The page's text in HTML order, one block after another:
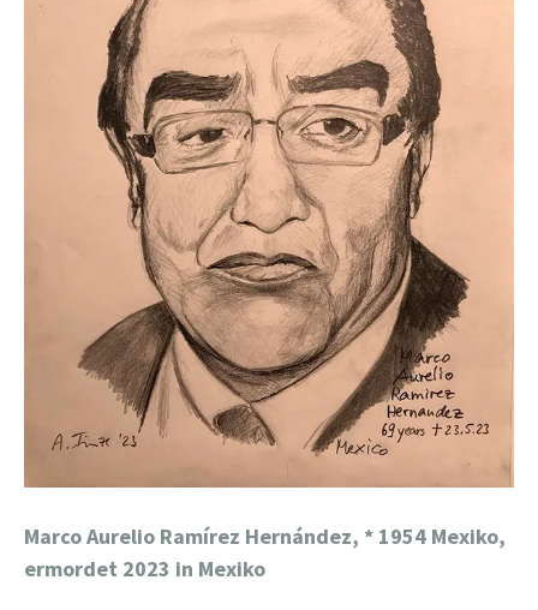
Marco Aurelio Ramírez Hernández, * 1954 Mexiko,
ermordet 2023 in Mexiko